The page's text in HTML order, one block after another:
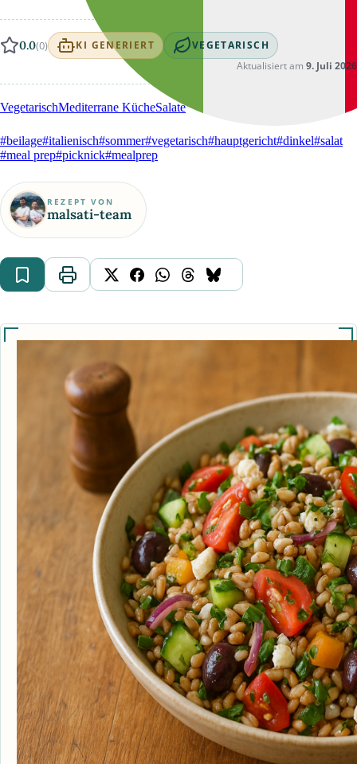
0.0(0) KI GENERIERT VEGETARISCH
Aktualisiert am 9. Juli 2026
VegetarischMediterrane KücheSalate
#beilage#italienisch#sommer#vegetarisch#hauptgericht#dinkel#salat
#meal prep#picknick#mealprep
REZEPT VON
malsati-team